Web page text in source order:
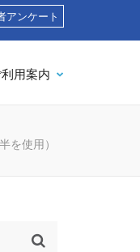
利用案内
アンケート
を使用）